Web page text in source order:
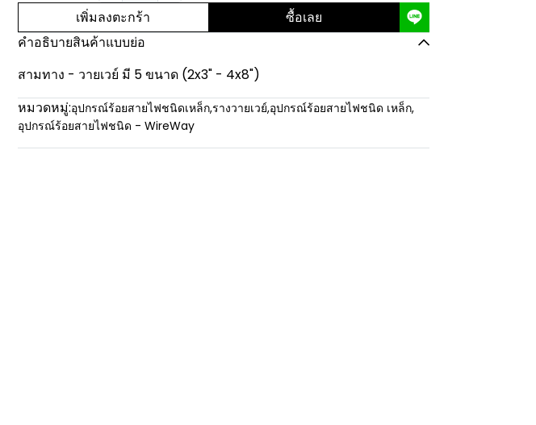
เพิ่มลงตะกร้า ซื้อเลย
คำอธิบายสินค้าแบบย่อ
สามทาง - วายเวย์ มี 5 ขนาด (2x3" - 4x8")
หมวดหมู่:อุปกรณ์ร้อยสายไฟชนิดเหล็ก,รางวายเวย์,อุปกรณ์ร้อยสายไฟชนิด เหล็ก,
อุปกรณ์ร้อยสายไฟชนิด - WireWay